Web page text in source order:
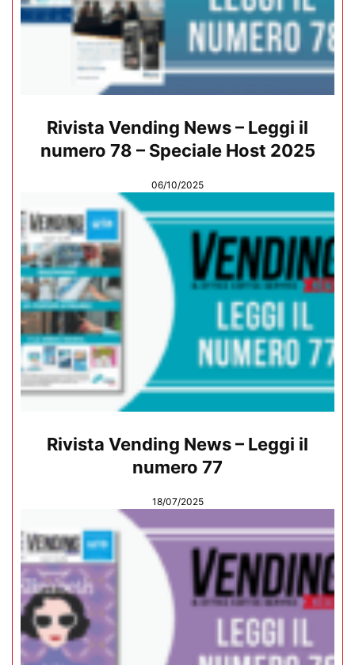
Rivista Vending News – Leggi il
numero 78 – Speciale Host 2025
06/10/2025
Rivista Vending News – Leggi il
numero 77
18/07/2025